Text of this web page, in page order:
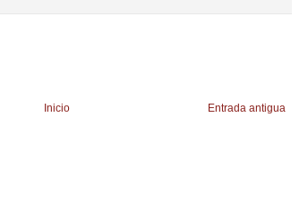
Entrada antigua
Inicio